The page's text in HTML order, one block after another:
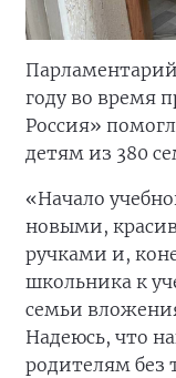
году во время
Россия»
детям из 380
«Начало
новыми,
ручками и,
школьника к
семьи
Надеюсь, что
родителям без